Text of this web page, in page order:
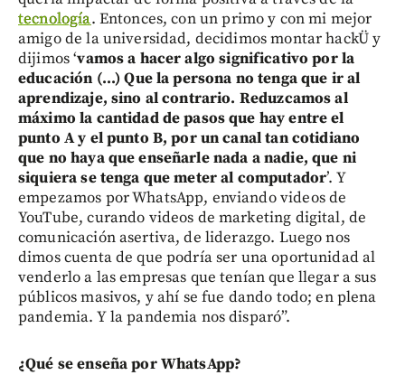
tecnología. Entonces, con un primo y con mi mejor
amigo de la universidad, decidimos montar hackÜ y
dijimos ‘vamos a hacer algo significativo por la
educación (...) Que la persona no tenga que ir al
aprendizaje, sino al contrario. Reduzcamos al
máximo la cantidad de pasos que hay entre el
punto A y el punto B, por un canal tan cotidiano
que no haya que enseñarle nada a nadie, que ni
siquiera se tenga que meter al computador’. Y
empezamos por WhatsApp, enviando videos de
YouTube, curando videos de marketing digital, de
comunicación asertiva, de liderazgo. Luego nos
dimos cuenta de que podría ser una oportunidad al
venderlo a las empresas que tenían que llegar a sus
públicos masivos, y ahí se fue dando todo; en plena
pandemia. Y la pandemia nos disparó”.
¿Qué se enseña por WhatsApp?